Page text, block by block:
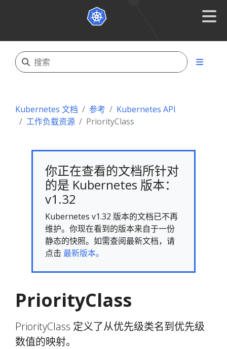
Kubernetes 文档 参考
Kubernetes API
工作负载资源
PriorityClass
你正在查看的文档所针对
的是 Kubernetes 版本：
v1.32
Kubernetes v1.32 版本的文档已不再
维护。你现在看到的版本来自于一份
静态的快照。如需查阅最新文档，请
点击 最新版本。
PriorityClass
PriorityClass 定义了从优先级类名到优先级
数值的映射。